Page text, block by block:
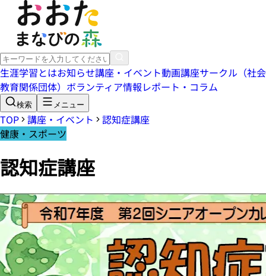
生涯学習とはお知らせ講座・イベント動画講座サークル（社会
教育関係団体） ボランティア情報レポート・コラム
検索 メニュー
TOP 講座・イベント
認知症講座
健康・スポーツ
認知症講座